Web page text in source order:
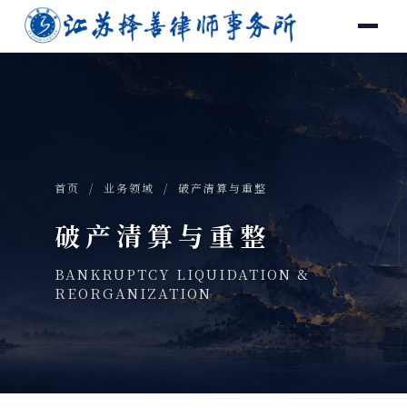
首页 / 业务领域 / 破产清算与重整
破产清算与重整
BANKRUPTCY LIQUIDATION &
REORGANIZATION